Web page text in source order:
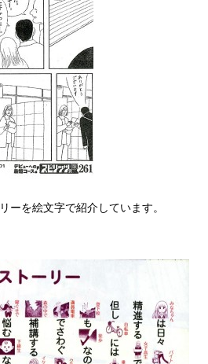
ーを絵文字で紹介しています。